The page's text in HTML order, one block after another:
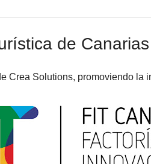
de
Crea Solutions, promoviendo la